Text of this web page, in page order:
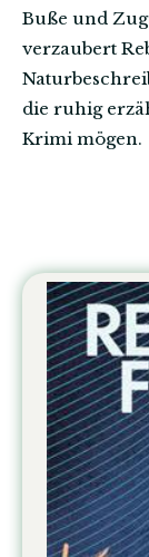
Buße und
verzaubert
die ruhig
Krimi mögen.